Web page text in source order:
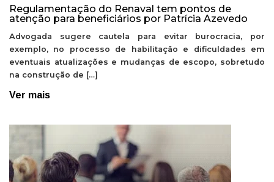
Regulamentação do Renaval tem pontos de
atenção para beneficiários por Patrícia Azevedo
Advogada sugere cautela para evitar burocracia, por
exemplo, no processo de habilitação e dificuldades em
eventuais atualizações e mudanças de escopo, sobretudo
na construção de […]
Ver mais